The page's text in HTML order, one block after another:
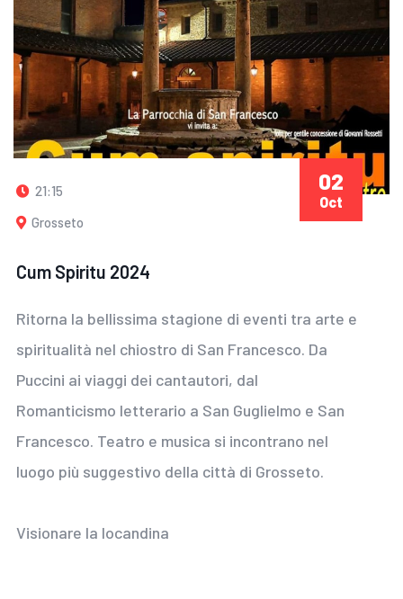
21:15
Grosseto
Cum Spiritu 2024
Ritorna la bellissima stagione di eventi tra arte e
spiritualità nel chiostro di San Francesco. Da
Puccini ai viaggi dei cantautori, dal
Romanticismo letterario a San Guglielmo e San
Francesco. Teatro e musica si incontrano nel
luogo più suggestivo della città di Grosseto.
Visionare la locandina
02
Oct